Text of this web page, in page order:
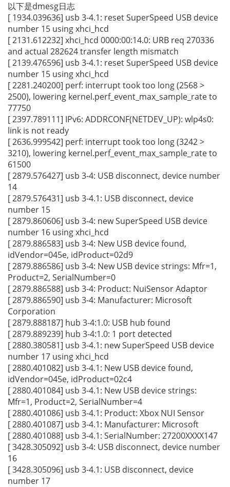
以下是dmesg日志
[ 1934.039636] usb 3-4.1: reset SuperSpeed USB device
number 15 using xhci_hcd
[ 2131.612232] xhci_hcd 0000:00:14.0: URB req 270336
and actual 282624 transfer length mismatch
[ 2139.476596] usb 3-4.1: reset SuperSpeed USB device
number 15 using xhci_hcd
[ 2281.240200] perf: interrupt took too long (2568 >
2500), lowering kernel.perf_event_max_sample_rate to
77750
[ 2397.789111] IPv6: ADDRCONF(NETDEV_UP): wlp4s0:
link is not ready
[ 2636.999542] perf: interrupt took too long (3242 >
3210), lowering kernel.perf_event_max_sample_rate to
61500
[ 2879.576427] usb 3-4: USB disconnect, device number
14
[ 2879.576431] usb 3-4.1: USB disconnect, device
number 15
[ 2879.860606] usb 3-4: new SuperSpeed USB device
number 16 using xhci_hcd
[ 2879.886583] usb 3-4: New USB device found,
idVendor=045e, idProduct=02d9
[ 2879.886586] usb 3-4: New USB device strings: Mfr=1,
Product=2, SerialNumber=0
[ 2879.886588] usb 3-4: Product: NuiSensor Adaptor
[ 2879.886590] usb 3-4: Manufacturer: Microsoft
Corporation
[ 2879.888187] hub 3-4:1.0: USB hub found
[ 2879.889239] hub 3-4:1.0: 1 port detected
[ 2880.380581] usb 3-4.1: new SuperSpeed USB device
number 17 using xhci_hcd
[ 2880.401082] usb 3-4.1: New USB device found,
idVendor=045e, idProduct=02c4
[ 2880.401084] usb 3-4.1: New USB device strings:
Mfr=1, Product=2, SerialNumber=4
[ 2880.401086] usb 3-4.1: Product: Xbox NUI Sensor
[ 2880.401087] usb 3-4.1: Manufacturer: Microsoft
[ 2880.401088] usb 3-4.1: SerialNumber: 27200XXXX147
[ 3428.305092] usb 3-4: USB disconnect, device number
16
[ 3428.305096] usb 3-4.1: USB disconnect, device
number 17